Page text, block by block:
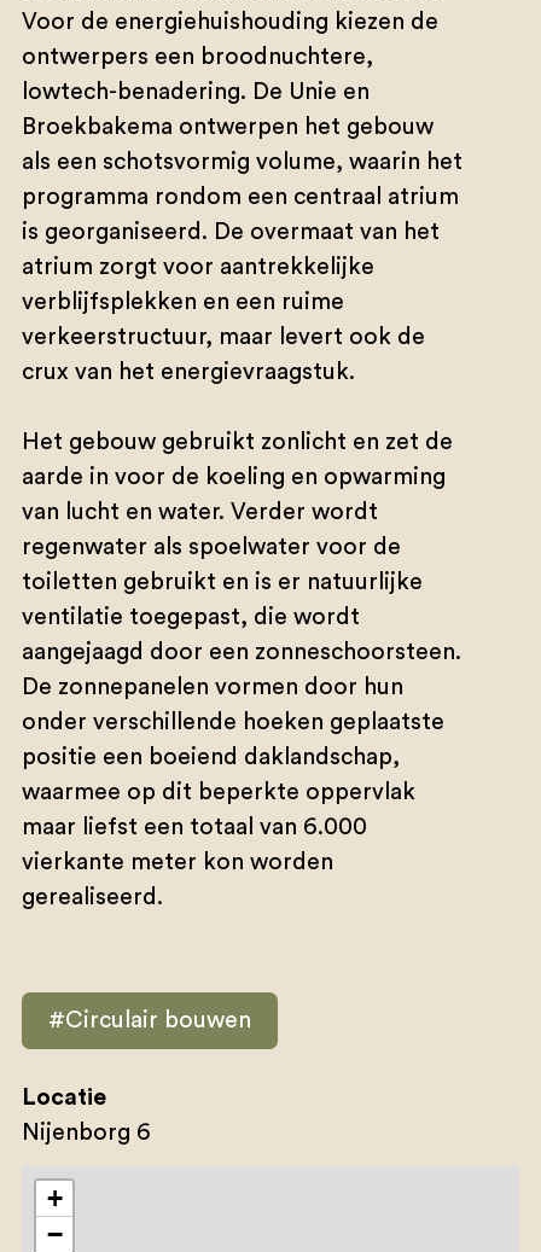
Voor de energiehuishouding kiezen de
ontwerpers een broodnuchtere,
lowtech-benadering. De Unie en
Broekbakema ontwerpen het gebouw
als een schotsvormig volume, waarin het
programma rondom een centraal atrium
is georganiseerd. De overmaat van het
atrium zorgt voor aantrekkelijke
verblijfsplekken en een ruime
verkeerstructuur, maar levert ook de
crux van het energievraagstuk.
Het gebouw gebruikt zonlicht en zet de
aarde in voor de koeling en opwarming
van lucht en water. Verder wordt
regenwater als spoelwater voor de
toiletten gebruikt en is er natuurlijke
ventilatie toegepast, die wordt
aangejaagd door een zonneschoorsteen.
De zonnepanelen vormen door hun
onder verschillende hoeken geplaatste
positie een boeiend daklandschap,
waarmee op dit beperkte oppervlak
maar liefst een totaal van 6.000
vierkante meter kon worden
gerealiseerd.
#Circulair bouwen
Locatie
Nijenborg 6
+
−